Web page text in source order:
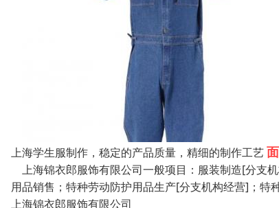
上海学生服制作，稳定的产品质量，精细的制作工艺
上海锦衣郎服饰有限公司一般项目：服装制造[分支
用品销售；特种劳动防护用品生产[分支机构经营]；
上海锦衣郎服饰有限公司